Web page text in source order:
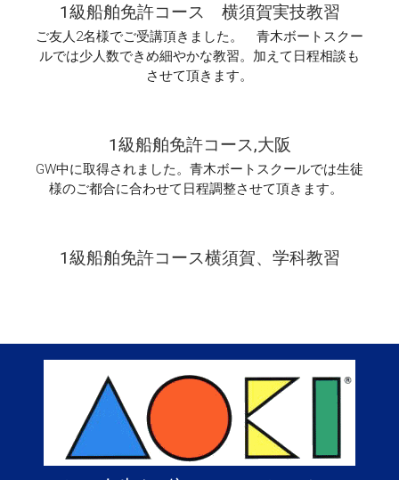
1級船舶免許コース 横須賀実技教習
ご友人2名様でご受講頂きました。 青木ボートスクー
ルでは少人数できめ細やかな教習。加えて日程相談も
させて頂きます。
1級船舶免許コース,大阪
GW中に取得されました。青木ボートスクールでは生徒
様のご都合に合わせて日程調整させて頂きます。
1級船舶免許コース横須賀、学科教習